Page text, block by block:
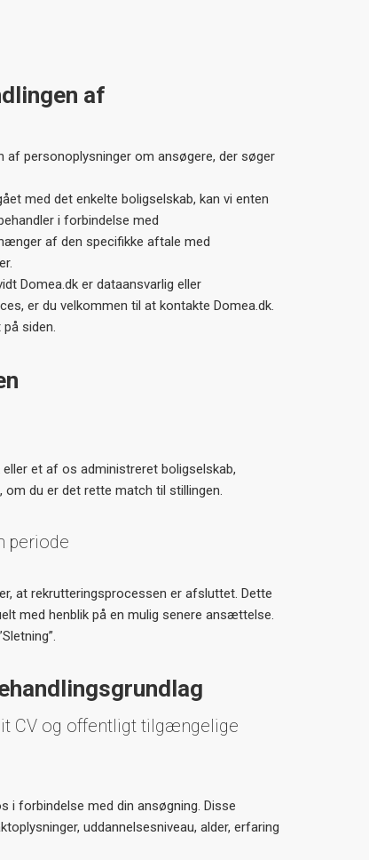
af
af personoplysninger om ansøgere, der søger
med det enkelte boligselskab, kan vi enten
i forbindelse med
af den specifikke aftale med
Domea.dk er dataansvarlig eller
er du velkommen til at kontakte Domea.dk.
siden.
et af os administreret boligselskab,
om du er det rette match til stillingen.
periode
at rekrutteringsprocessen er afsluttet. Dette
med henblik på en mulig senere ansættelse.
CV og offentligt tilgængelige
i forbindelse med din ansøgning. Disse
uddannelsesniveau, alder, erfaring